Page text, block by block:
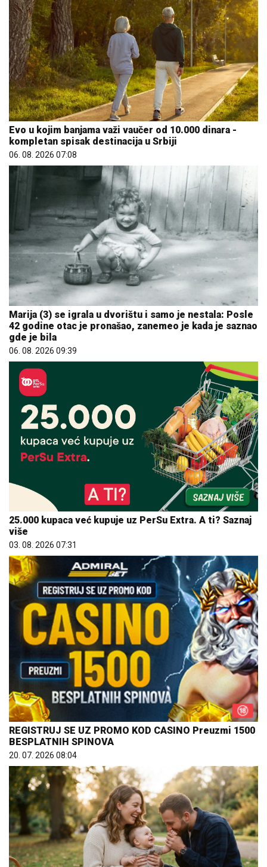
Evo u kojim banjama važi vaučer od 10.000 dinara -
kompletan spisak destinacija u Srbiji
06. 08. 2026 07:08
Marija (3) se igrala u dvorištu i samo je nestala: Posle
42 godine otac je pronašao, zanemeo je kada je saznao
gde je bila
06. 08. 2026 09:39
25.000 kupaca već kupuje uz PerSu Extra. A ti? Saznaj
više
03. 08. 2026 07:31
REGISTRUJ SE UZ PROMO KOD CASINO Preuzmi 1500
BESPLATNIH SPINOVA
20. 07. 2026 08:04